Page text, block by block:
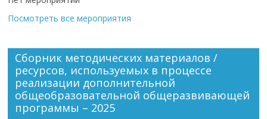
Посмотреть все мероприятия
Сборник методических материалов /
ресурсов, используемых в процессе
реализации дополнительной
общеобразовательной общеразвивающей
программы – 2025